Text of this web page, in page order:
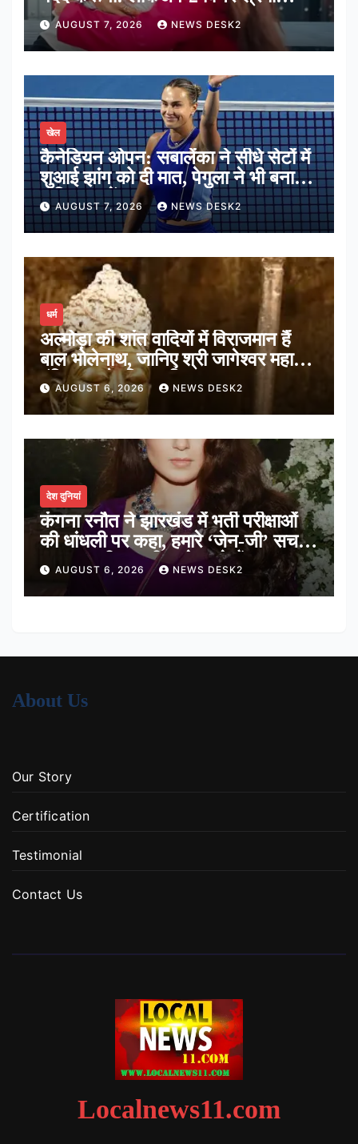
कालरा
AUGUST 7, 2026 NEWS DESK2
खेल
कैनेडियन ओपन: सबालेंका ने सीधे सेटों में
शुआई झांग को दी मात, पेगुला ने भी बनाई
अंतिम 16 में जगह
AUGUST 7, 2026 NEWS DESK2
धर्म
अल्मोड़ा की शांत वादियों में विराजमान हैं
बाल भोलेनाथ, जानिए श्री जागेश्वर महादेव
मंदिर का पौराणिक इतिहास
AUGUST 6, 2026 NEWS DESK2
देश दुनियां
कंगना रनौत ने झारखंड में भर्ती परीक्षाओं
की धांधली पर कहा, हमारे ‘जेन-जी’ सच में
हर तरह की तकलीफ झेल रहे हैं
AUGUST 6, 2026 NEWS DESK2
About Us
Our Story
Certification
Testimonial
Contact Us
Localnews11.com